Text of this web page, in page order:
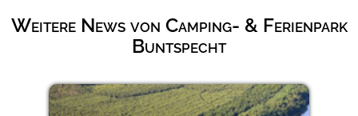
Weitere News von Camping- & Ferienpark
Buntspecht